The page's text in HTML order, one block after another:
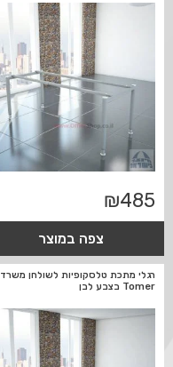
₪485
צפה במוצר
רגלי מתכת טלסקופיות לשולחן
Tomer בצבע לבן